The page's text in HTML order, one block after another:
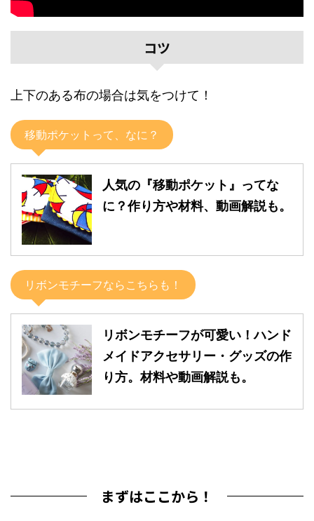
コツ
上下のある布の場合は気をつけて！
移動ポケットって、なに？
人気の『移動ポケット』ってな
に？作り方や材料、動画解説も。
リボンモチーフならこちらも！
リボンモチーフが可愛い！ハンド
メイドアクセサリー・グッズの作
り方。材料や動画解説も。
まずはここから！